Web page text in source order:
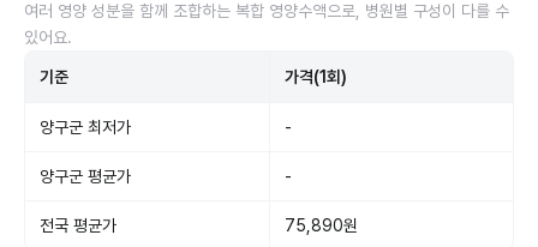
여러 영양 성분을 함께 조합하는 복합 영양수액으로, 병원별 구성이 다를 수
있어요.
기준 가격(1회)
양구군 최저가 -
양구군 평균가 -
전국 평균가 75,890원